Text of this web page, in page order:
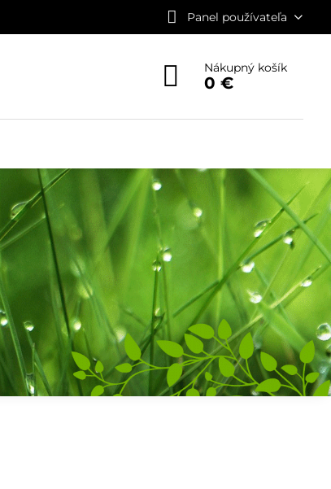
Panel používateľa
Nákupný košík
0 €